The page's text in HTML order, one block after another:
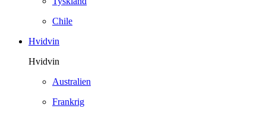
Chile
Hvidvin
Hvidvin
Australien
Frankrig